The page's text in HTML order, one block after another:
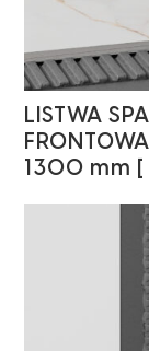
LISTWA
1300 mm